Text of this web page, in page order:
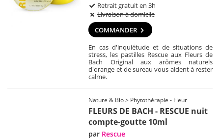
Retrait gratuit en 3h
Livraison à domicile
COMMANDER
En cas d'inquiétude et de situations de
stress, les pastilles Rescue aux Fleurs de
Bach Original aux arômes naturels
d'orange et de sureau vous aident à rester
calme.
Nature & Bio > Phytothérapie - Fleur
FLEURS DE BACH - RESCUE nuit
compte-goutte 10ml
par Rescue